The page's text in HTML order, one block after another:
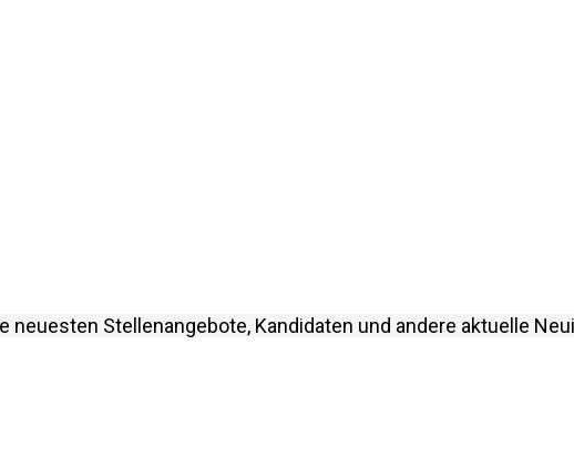
neuesten Stellenangebote, Kandidaten und andere aktuelle